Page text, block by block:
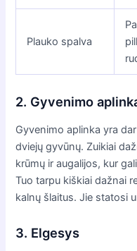
Plauko spalva
2. Gyvenimo
Gyvenimo aplinka yra
dviejų gyvūnų. Zuikiai
krūmų ir augalijos, kur
Tuo tarpu kiškiai dažnai
kalnų šlaitus. Jie statosi
3. Elgesys